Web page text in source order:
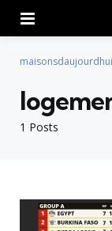
1 Posts